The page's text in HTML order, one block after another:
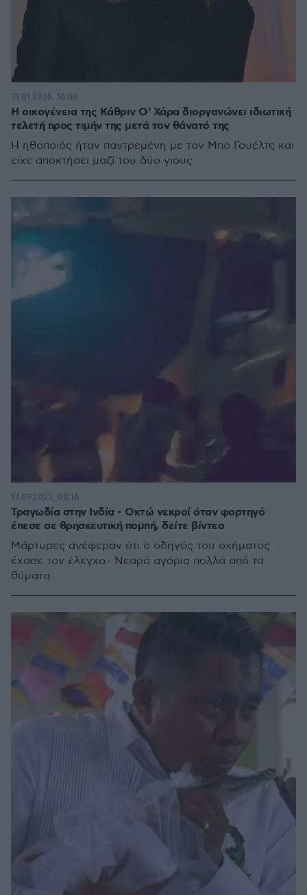
Η οικογένεια της Κάθριν Ο' Χάρα διοργανώνει ιδιωτική
τελετή προς τιμήν της μετά τον θάνατό της
Η ηθοποιός ήταν παντρεμένη με τον Μπο Γουέλτς και
είχε αποκτήσει μαζί του δύο γιους
31.01.2026, 16:00
Τραγωδία στην Ινδία - Οκτώ νεκροί όταν φορτηγό
έπεσε σε θρησκευτική πομπή, δείτε βίντεο
Μάρτυρες ανέφεραν ότι ο οδηγός του οχήματος
έχασε τον έλεγχο - Νεαρά αγόρια πολλά από τα
θύματα
13.09.2025, 00:16